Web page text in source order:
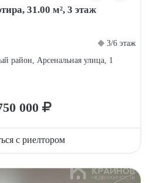
31.00 м², 3 этаж
3/6 этаж
район, Арсенальная улица, 1
000
с риелтором